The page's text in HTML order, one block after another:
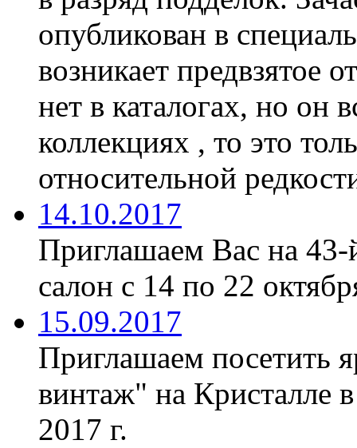
опубликован в
возникает предвзятое
нет в каталогах, но он
коллекциях , то это
относительной
14.10.2017
Приглашаем Вас на
салон с 14 по 22
15.09.2017
Приглашаем посетить
винтаж" на Кристалле
2017 г.